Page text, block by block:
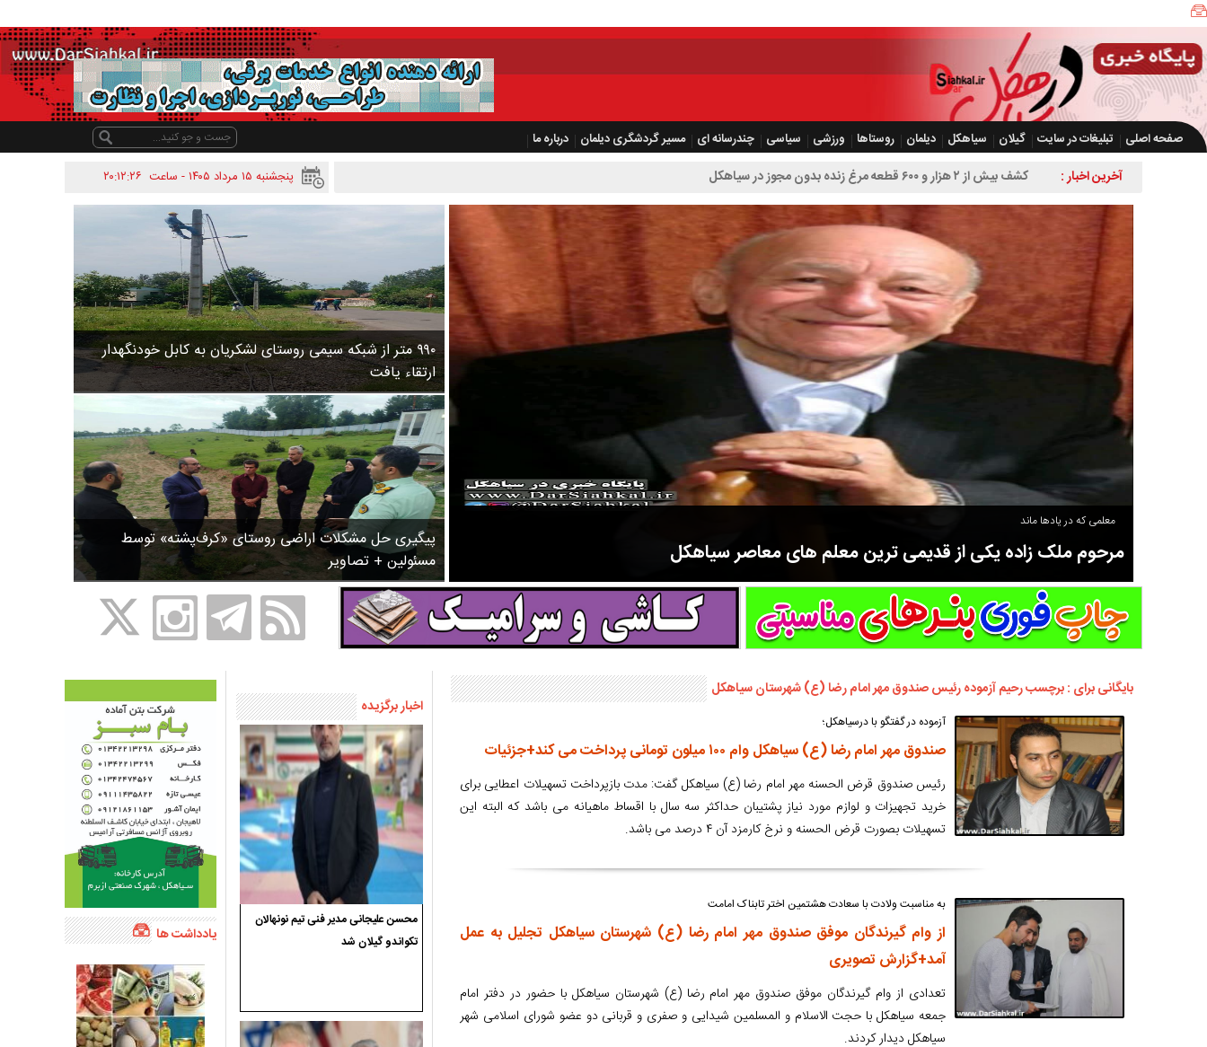
صفحه اصلی تبلیغات در سایت گیلان سیاهکل دیلمان روستاها ورزشی سیاسی چندرسانه ای مسیر گردشگری دیلمان
درباره ما
پنجشنبه ۱۵ مرداد ۱۴۰۵ - ساعت
۲۰:۱۲:۲۶ آخرین اخبار : کشف بیش از ۲ هزار و ۶۰۰ قطعه مرغ زنده بدون مجوز در سیاهکل
۹۹۰ متر از شبکه سیمی روستای لشکریان به کابل خودنگهدار
ارتقاء یافت
پیگیری حل مشکلات اراضی روستای «کرف‌پشته» توسط
مسئولین + تصاویر
معلمی که در یادها ماند
مرحوم ملک زاده یکی از قدیمی ترین معلم های معاصر سیاهکل
مرحوم ملک زاده از سال ۱۳۲۷ شروع به تدریس در مدارس سیاهکل کرد و در ۳۱ سال خدمت خود، علاوه بر تدریس در کلاس اول، معلم نهضت
سوادآموزی و عضو موسس مدرسه اورنگ سیاهکل نیز بود و در سال ۱۳۵۸ بازنشست شد.
بایگانی برای : برچسب رحیم آزموده رئیس صندوق مهر امام رضا (ع) شهرستان سیاهکل
آزموده در گفتگو با درسیاهکل؛
صندوق مهر امام رضا (ع) سیاهکل وام ۱۰۰ میلون تومانی پرداخت می کند+جزئیات
رئیس صندوق قرض الحسنه مهر امام رضا (ع) سیاهکل گفت: مدت بازپرداخت تسهیلات اعطایی برای
خرید تجهیزات و لوازم مورد نیاز پشتیبان حداکثر سه سال با اقساط ماهیانه می باشد که البته این
تسهیلات بصورت قرض الحسنه و نرخ کارمزد آن ۴ درصد می باشد.
به مناسبت ولادت با سعادت هشتمین اختر تابناک امامت
از وام گیرندگان موفق صندوق مهر امام رضا (ع) شهرستان سیاهکل تجلیل به عمل
آمد+گزارش تصویری
تعدادی از وام گیرندگان موفق صندوق مهر امام رضا (ع) شهرستان سیاهکل با حضور در دفتر امام
جمعه سیاهکل با حجت الاسلام و المسلمین شیدایی و صفری و قربانی دو عضو شورای اسلامی شهر
سیاهکل دیدار کردند.
اخبار برگزیده
محسن علیجانی مدیر فنی تیم نونهالان
تکواندو گیلان شد
یادداشت ها